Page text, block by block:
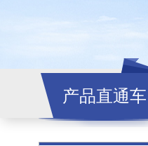
产品直通车